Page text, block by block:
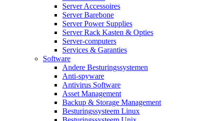
Server Accessoires
Server Barebone
Server Power Supplies
Server Rack Kasten & Opties
Server-computers
Services & Garanties
Software
Andere Besturingssystemen
Anti-spyware
Antivirus Software
Asset Management
Backup & Storage Management
Besturingssysteem Linux